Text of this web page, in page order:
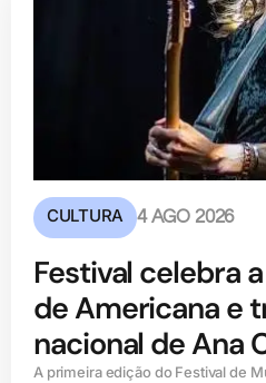
CULTURA 4 AGO 2026
Festival celebra
de Americana e
nacional de Ana
A primeira edição do Festival de